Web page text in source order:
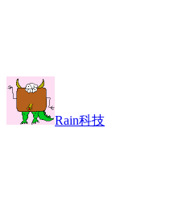
Rain科技